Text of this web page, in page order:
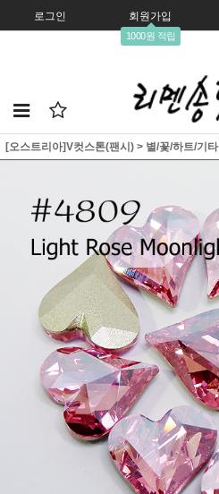
로그인 회원가입
1000원 적립
[오스트리아]V컷스톤(팬시) > 별/꽃/하트/기타